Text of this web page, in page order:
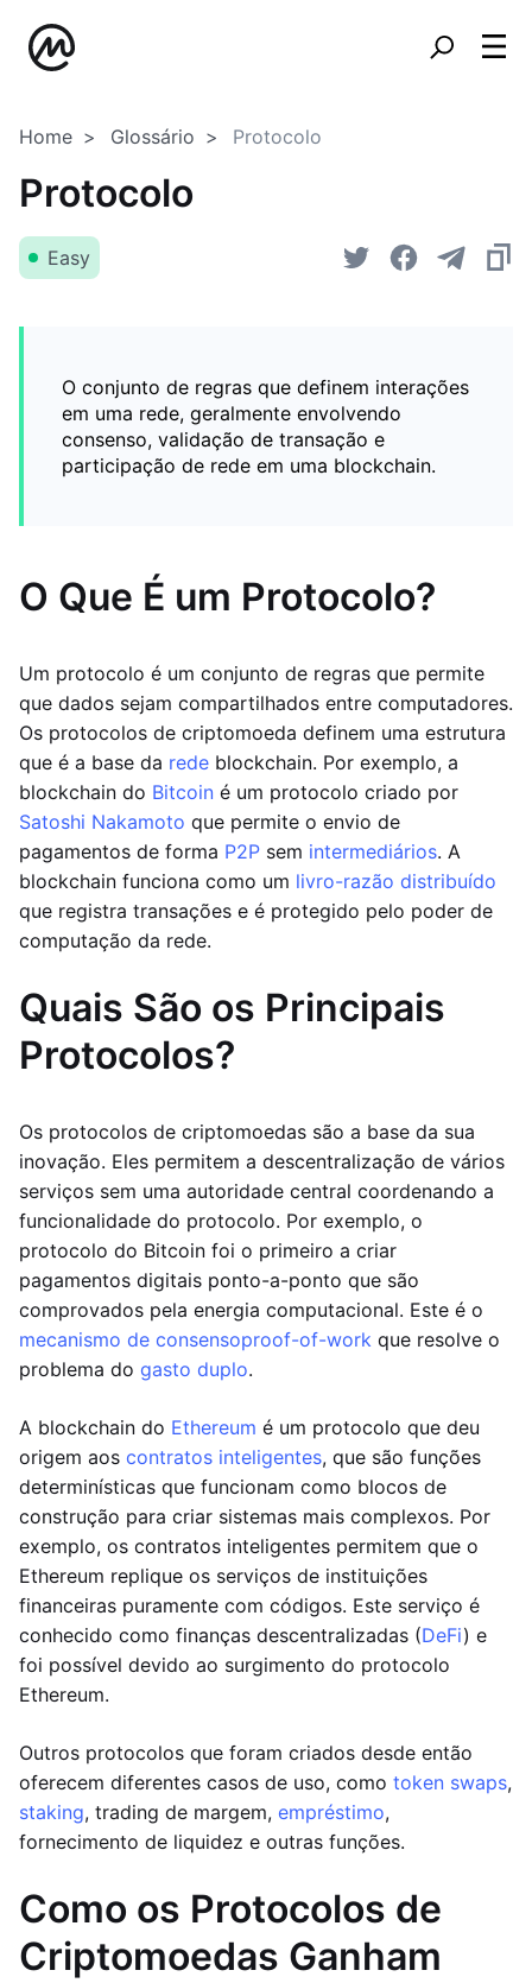
Home Glossário Protocolo
Protocolo
Easy
O conjunto de regras que definem interações
em uma rede, geralmente envolvendo
consenso, validação de transação e
participação de rede em uma blockchain.
O Que É um Protocolo?
Um protocolo é um conjunto de regras que permite
que dados sejam compartilhados entre computadores.
Os protocolos de criptomoeda definem uma estrutura
que é a base da rede blockchain. Por exemplo, a
blockchain do Bitcoin é um protocolo criado por
Satoshi Nakamoto que permite o envio de
pagamentos de forma P2P sem intermediários. A
blockchain funciona como um livro-razão distribuído
que registra transações e é protegido pelo poder de
computação da rede.
Quais São os Principais
Protocolos?
Os protocolos de criptomoedas são a base da sua
inovação. Eles permitem a descentralização de vários
serviços sem uma autoridade central coordenando a
funcionalidade do protocolo. Por exemplo, o
protocolo do Bitcoin foi o primeiro a criar
pagamentos digitais ponto-a-ponto que são
comprovados pela energia computacional. Este é o
mecanismo de consensoproof-of-work que resolve o
problema do gasto duplo.
A blockchain do Ethereum é um protocolo que deu
origem aos contratos inteligentes, que são funções
determinísticas que funcionam como blocos de
construção para criar sistemas mais complexos. Por
exemplo, os contratos inteligentes permitem que o
Ethereum replique os serviços de instituições
financeiras puramente com códigos. Este serviço é
conhecido como finanças descentralizadas (DeFi) e
foi possível devido ao surgimento do protocolo
Ethereum.
Outros protocolos que foram criados desde então
oferecem diferentes casos de uso, como token swaps,
staking, trading de margem, empréstimo,
fornecimento de liquidez e outras funções.
Como os Protocolos de
Criptomoedas Ganham